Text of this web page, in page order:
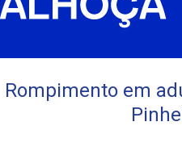
Rompimento em